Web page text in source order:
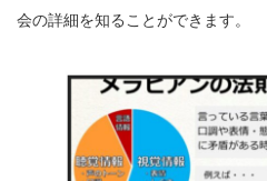
会の詳細を知ることができます。